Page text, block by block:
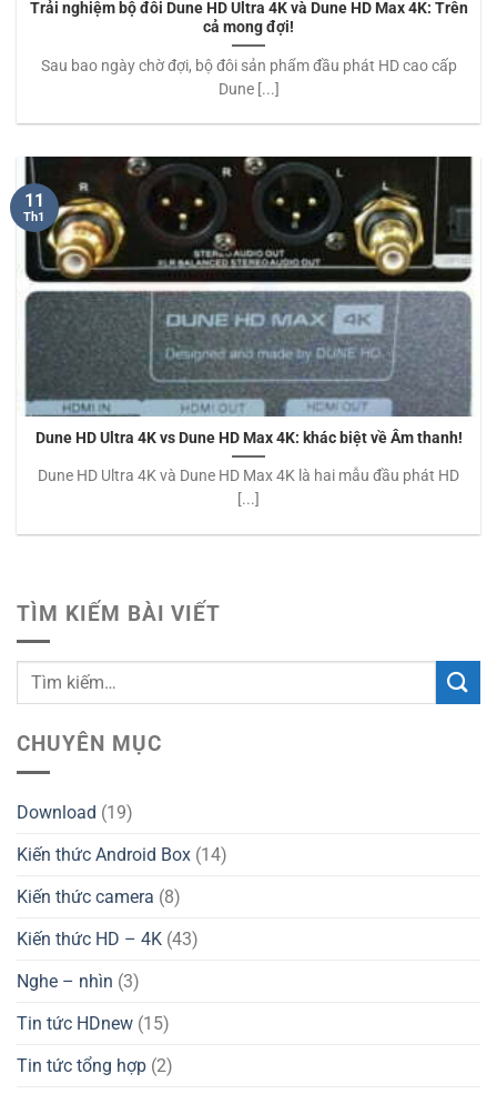
Trải nghiệm bộ đôi Dune HD Ultra 4K và Dune HD Max 4K: Trên
cả mong đợi!
Sau bao ngày chờ đợi, bộ đôi sản phẩm đầu phát HD cao cấp
Dune [...]
Dune HD Ultra 4K vs Dune HD Max 4K: khác biệt về Âm thanh!
Dune HD Ultra 4K và Dune HD Max 4K là hai mẫu đầu phát HD
[...]
11
Th1
TÌM KIẾM BÀI VIẾT
CHUYÊN MỤC
Download (19)
Kiến thức Android Box (14)
Kiến thức camera (8)
Kiến thức HD – 4K (43)
Nghe – nhìn (3)
Tin tức HDnew (15)
Tin tức tổng hợp (2)